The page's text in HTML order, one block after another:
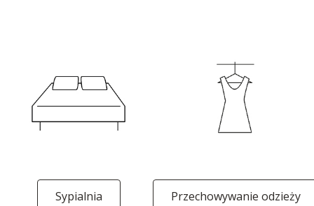
Sypialnia Przechowywanie odzieży